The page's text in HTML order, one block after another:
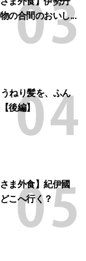
の合間のおいし...
ねり髪を、ふん
後編】
ま外食】紀伊國
どこへ行く？